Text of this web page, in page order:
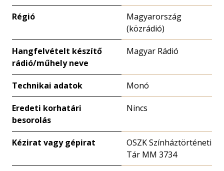
Régió
Magyarország
(közrádió)
Hangfelvételt készítő
rádió/műhely neve
Magyar Rádió
Technikai adatok Monó
Eredeti korhatári
besorolás
Nincs
Kézirat vagy gépirat
OSZK Színháztörténeti
Tár MM 3734